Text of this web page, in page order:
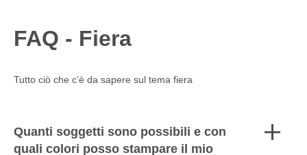
FAQ - Fiera
Tutto ciò che c’è da sapere sul tema fiera
Quanti soggetti sono possibili e con
quali colori posso stampare il mio